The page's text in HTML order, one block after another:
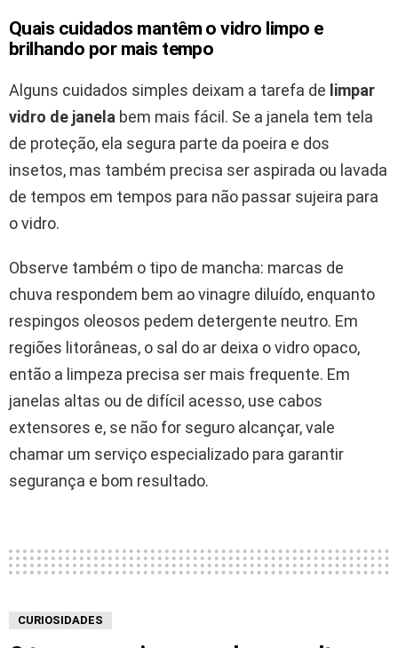
Quais cuidados mantêm o vidro limpo e
brilhando por mais tempo
Alguns cuidados simples deixam a tarefa de limpar
vidro de janela bem mais fácil. Se a janela tem tela
de proteção, ela segura parte da poeira e dos
insetos, mas também precisa ser aspirada ou lavada
de tempos em tempos para não passar sujeira para
o vidro.
Observe também o tipo de mancha: marcas de
chuva respondem bem ao vinagre diluído, enquanto
respingos oleosos pedem detergente neutro. Em
regiões litorâneas, o sal do ar deixa o vidro opaco,
então a limpeza precisa ser mais frequente. Em
janelas altas ou de difícil acesso, use cabos
extensores e, se não for seguro alcançar, vale
chamar um serviço especializado para garantir
segurança e bom resultado.
CURIOSIDADES